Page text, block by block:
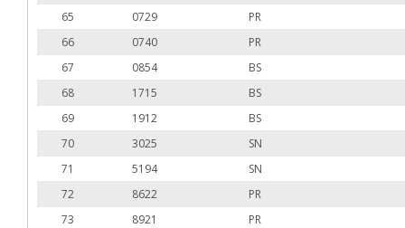
65
0729
PR
66
0740
PR
67
0854
BS
68
1715
BS
69
1912
BS
70
3025
SN
71
5194
SN
72
8622
PR
73
8921
PR